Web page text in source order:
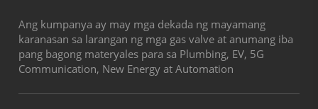
Ang kumpanya ay may mga dekada ng mayamang
karanasan sa larangan ng mga gas valve at anumang iba
pang bagong materyales para sa Plumbing, EV, 5G
Communication, New Energy at Automation